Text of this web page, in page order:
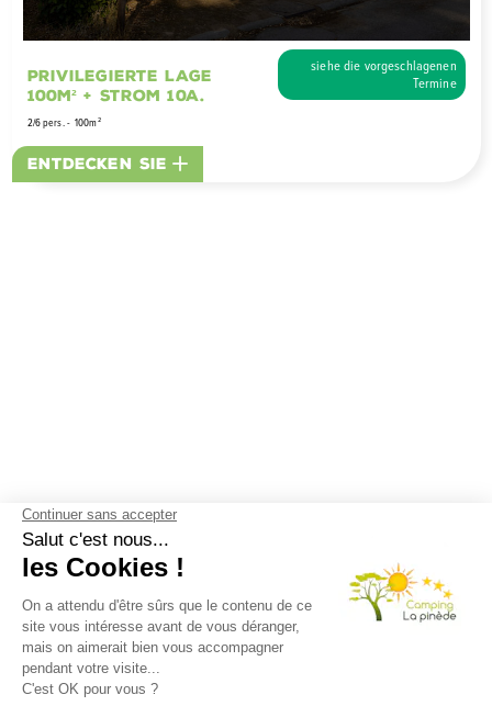
Privilegierte Lage
100m² + Strom 10A.
2/6 pers. 100m²
siehe die vorgeschlagenen
Termine
Entdecken Sie